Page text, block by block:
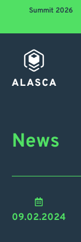
Summit 2026
News
09.02.2024